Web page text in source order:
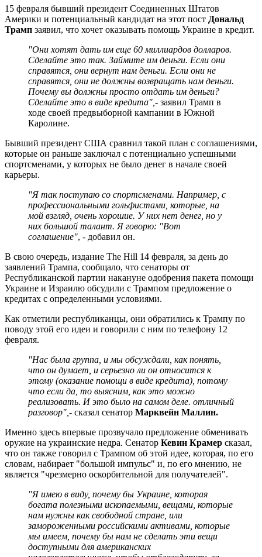
15 февраля бывший президент Соединенных Штатов
Америки и потенциальный кандидат на этот пост Дональд
Трамп заявил, что хочет оказывать помощь Украине в кредит.
"Они хотят дать им еще 60 миллиардов долларов.
Сделайте это так. Займите им деньги. Если они
справятся, они вернут нам деньги. Если они не
справятся, они не должны возвращать нам деньги.
Почему вы должны просто отдать им деньги?
Сделайте это в виде кредита",- заявил Трамп в
ходе своей предвыборной кампании в Южной
Каролине.
Бывший президент США сравнил такой план с соглашениями,
которые он раньше заключал с потенциально успешными
спортсменами, у которых не было денег в начале своей
карьеры.
"Я так поступаю со спортсменами. Например, с
профессиональными гольфистами, которые, на
мой взгляд, очень хорошие. У них нет денег, но у
них большой талант. Я говорю: "Вот
соглашение", - добавил он.
В свою очередь, издание The Hill 14 февраля, за день до
заявлений Трампа, сообщало, что сенаторы от
Республиканской партии накануне одобрения пакета помощи
Украине и Израилю обсудили с Трампом предложение о
кредитах с определенными условиями.
Как отметили республиканцы, они обратились к Трампу по
поводу этой его идеи и говорили с ним по телефону 12
февраля.
"Нас была группа, и мы обсуждали, как понять,
что он думает, и серьезно ли он относится к
этому (оказание помощи в виде кредита), потому
что если да, то выясним, как это можно
реализовать. И это было на самом деле. отличный
разговор",- сказал сенатор Марквейн Маллин.
Именно здесь впервые прозвучало предложение обменивать
оружие на украинские недра. Сенатор Кевин Крамер сказал,
что он также говорил с Трампом об этой идее, которая, по его
словам, набирает "большой импульс" и, по его мнению, не
является "чрезмерно оскорбительной для получателей".
"Я имею в виду, почему бы Украине, которая
богата полезными ископаемыми, вещами, которые
нам нужны как свободной стране, или
замороженными российскими активами, которые
мы имеем, почему бы нам не сделать эти вещи
доступными для американских